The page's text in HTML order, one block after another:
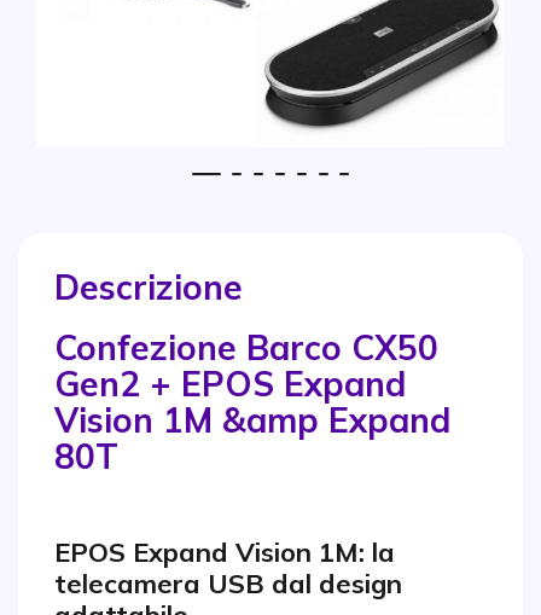
Descrizione
Confezione Barco CX50
Gen2 + EPOS Expand
Vision 1M &amp Expand
80T
EPOS Expand Vision 1M: la
telecamera USB dal design